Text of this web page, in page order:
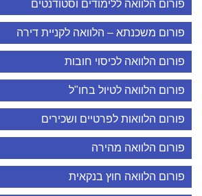
פורום הלוואה ללימודים וסטודנטים
פורום משכנתא – הלוואה לקניית דירה
פורום הלוואה לכיסוי חובות
פורום הלוואה לטיול בחו"ל
פורום הלוואות לפרטיים ושכירים
פורום הלוואה מהירה
פורום הלוואה חוץ בנקאית